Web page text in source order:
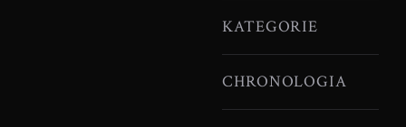
KATEGORIE
CHRONOLOGIA